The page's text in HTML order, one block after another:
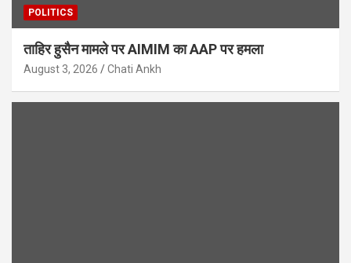
POLITICS
ताहिर हुसैन मामले पर AIMIM का AAP पर हमला
August 3, 2026 Chati Ankh